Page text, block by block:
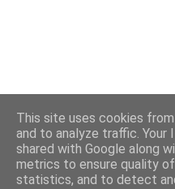
This site uses cookies
and to analyze traffic. Your
shared with Google along
metrics to ensure quality
statistics, and to detect